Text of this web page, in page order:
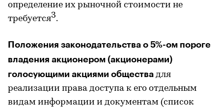
определение их рыночной стоимости не
требуется3.
Положения законодательства о 5%-ом пороге
владения акционером (акционерами)
голосующими акциями общества для
реализации права доступа к его отдельным
видам информации и документам (список